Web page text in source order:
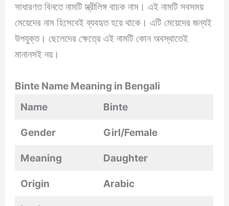
সাধারণত বিনতে নামটি স্ত্রীলিঙ্গ বাচক নাম। এই নামটি সবসময়
মেয়েদের নাম হিসেবেই ব্যবহৃত হয়ে থাকে। এটি মেয়েদের জন্যই
উপযুক্ত। ছেলেদের ক্ষেত্রে এই নামটি কোন অবস্থাতেই
মানানসই নয়।
Binte Name Meaning in Bengali
Name
Binte
Gender Girl/Female
Meaning Daughter
Origin Arabic